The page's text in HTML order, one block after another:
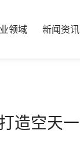
领域 新闻资讯
造空天一